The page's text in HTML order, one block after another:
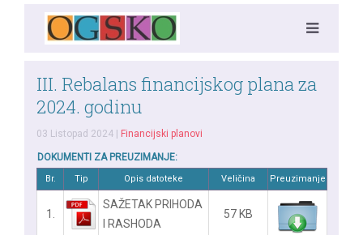
III. Rebalans financijskog plana za
2024. godinu
03 Listopad 2024 Financijski planovi
DOKUMENTI ZA PREUZIMANJE:
Br. Tip Opis datoteke Veličina Preuzimanje
1.
SAŽETAK PRIHODA
I RASHODA
57 KB